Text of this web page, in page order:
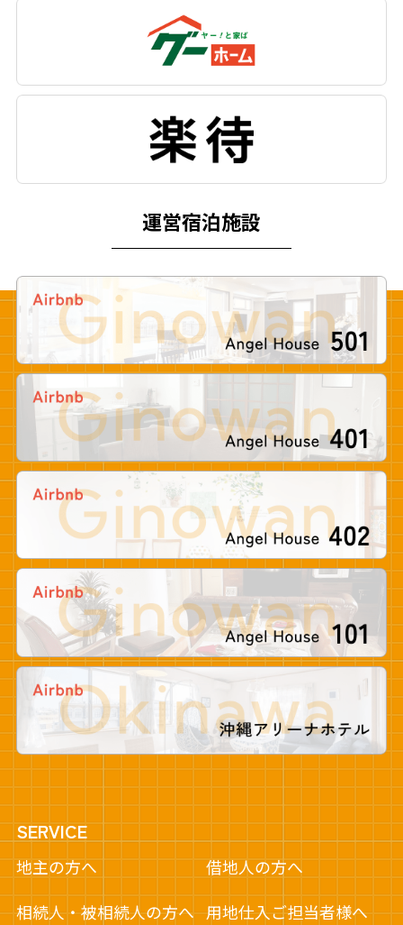
Pure Css Animated
Background
運営宿泊施設
SERVICE
地主の方へ
借地人の方へ
相続人・被相続人の方へ 用地仕入ご担当者様へ